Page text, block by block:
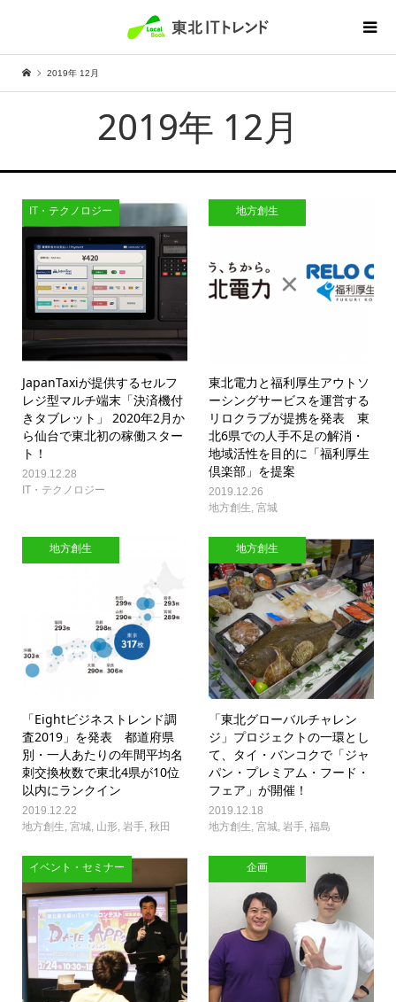
2019年 12月
2019年 12月
IT・テクノロジー
JapanTaxiが提供するセルフ
レジ型マルチ端末「決済機付
きタブレット」 2020年2月か
ら仙台で東北初の稼働スター
ト！
2019.12.28
IT・テクノロジー
地方創生
東北電力と福利厚生アウトソ
ーシングサービスを運営する
リロクラブが提携を発表 東
北6県での人手不足の解消・
地域活性を目的に「福利厚生
倶楽部」を提案
2019.12.26
地方創生 ,宮城
地方創生
「Eightビジネストレンド調
査2019」を発表 都道府県
別・一人あたりの年間平均名
刺交換枚数で東北4県が10位
以内にランクイン
2019.12.22
地方創生, 宮城, 山形, 岩手, 秋田
地方創生
「東北グローバルチャレン
ジ」プロジェクトの一環とし
て、タイ・バンコクで「ジャ
パン・プレミアム・フード・
フェア」が開催！
2019.12.18
地方創生,宮城,岩手,福島
イベント・セミナー 企画